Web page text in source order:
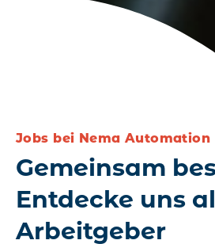
Jobs bei Nema Automation
Gemeinsam
Entdecke uns
Arbeitgeber